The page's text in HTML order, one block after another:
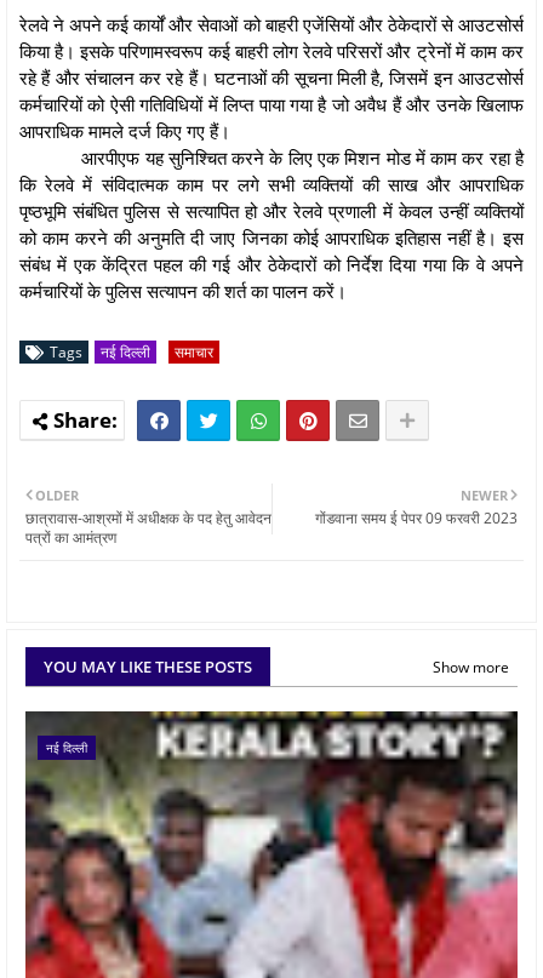
रेलवे ने अपने कई कार्यों और सेवाओं को बाहरी एजेंसियों और ठेकेदारों से आउटसोर्स
किया है। इसके परिणामस्वरूप कई बाहरी लोग रेलवे परिसरों और ट्रेनों में काम कर
रहे हैं और संचालन कर रहे हैं। घटनाओं की सूचना मिली है, जिसमें इन आउटसोर्स
कर्मचारियों को ऐसी गतिविधियों में लिप्त पाया गया है जो अवैध हैं और उनके खिलाफ
आपराधिक मामले दर्ज किए गए हैं।
आरपीएफ यह सुनिश्चित करने के लिए एक मिशन मोड में काम कर रहा है
कि रेलवे में संविदात्मक काम पर लगे सभी व्यक्तियों की साख और आपराधिक
पृष्ठभूमि संबंधित पुलिस से सत्यापित हो और रेलवे प्रणाली में केवल उन्हीं व्यक्तियों
को काम करने की अनुमति दी जाए जिनका कोई आपराधिक इतिहास नहीं है। इस
संबंध में एक केंद्रित पहल की गई और ठेकेदारों को निर्देश दिया गया कि वे अपने
कर्मचारियों के पुलिस सत्यापन की शर्त का पालन करें।
Tags नई दिल्ली समाचार
NEWER
गोंडवाना समय ई पेपर 09 फरवरी 2023
OLDER
छात्रावास-आश्रमों में अधीक्षक के पद हेतु आवेदन
पत्रों का आमंत्रण
YOU MAY LIKE THESE POSTS Show more
नई दिल्ली